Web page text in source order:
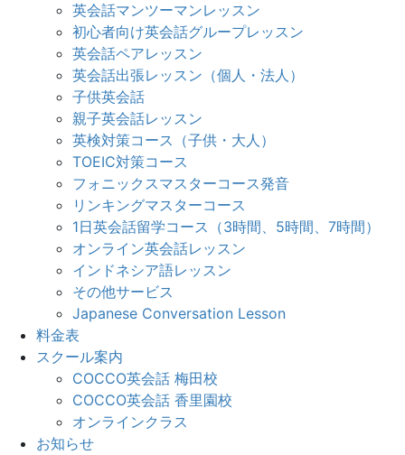
英会話マンツーマンレッスン
初心者向け英会話グループレッスン
英会話ペアレッスン
英会話出張レッスン（個人・法人）
子供英会話
親子英会話レッスン
英検対策コース（子供・大人）
TOEIC対策コース
フォニックスマスターコース発音
リンキングマスターコース
1日英会話留学コース（3時間、5時間、7時間）
オンライン英会話レッスン
インドネシア語レッスン
その他サービス
Japanese Conversation Lesson
料金表
スクール案内
COCCO英会話 梅田校
COCCO英会話 香里園校
オンラインクラス
お知らせ